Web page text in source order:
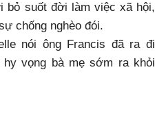
bỏ suốt đời làm việc xã hội,
chống nghèo đói.
nói ông Francis đã ra đi
vọng bà mẹ sớm ra khỏi